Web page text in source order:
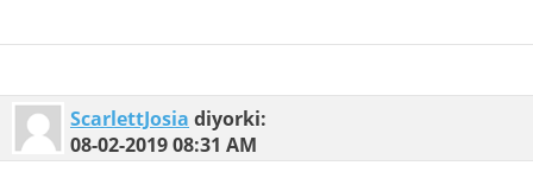
ScarlettJosia diyorki:
08-02-201908:31 AM